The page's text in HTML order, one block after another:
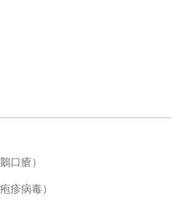
口瘡）
疹病毒）